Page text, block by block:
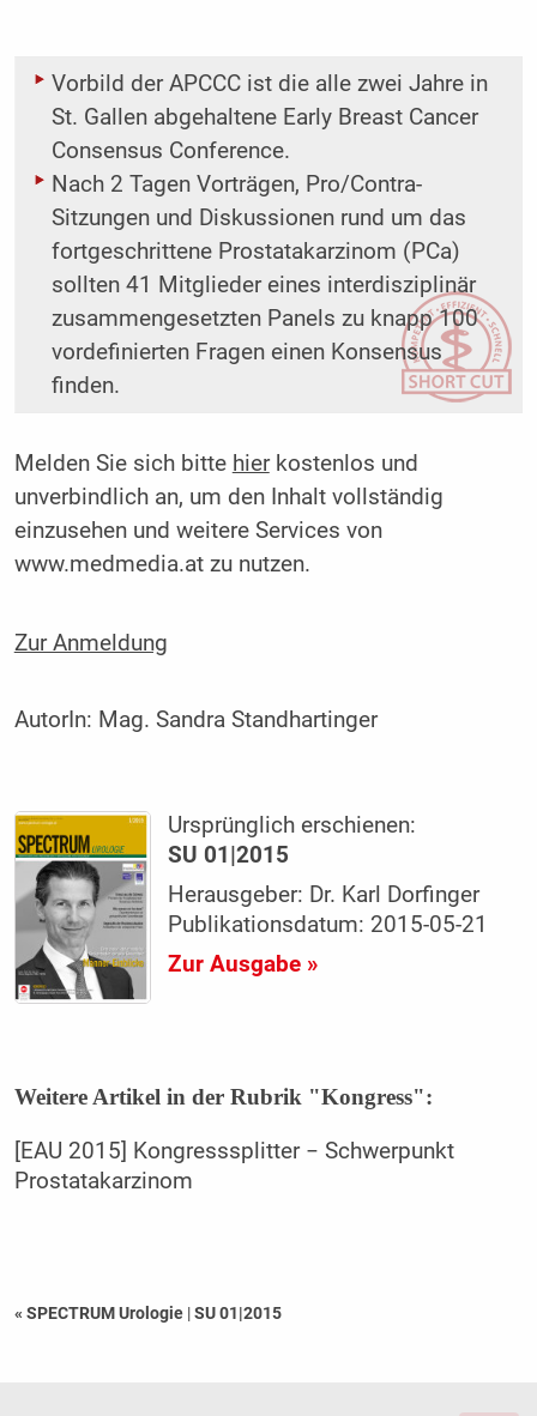
Vorbild der APCCC ist die alle zwei Jahre in
St. Gallen abgehaltene Early Breast Cancer
Consensus Conference.
Nach 2 Tagen Vorträgen, Pro/Contra-
Sitzungen und Diskussionen rund um das
fortgeschrittene Prostatakarzinom (PCa)
sollten 41 Mitglieder eines interdisziplinär
zusammengesetzten Panels zu knapp 100
vordefinierten Fragen einen Konsensus
finden.
Melden Sie sich bitte hierkostenlos und
unverbindlich an, um den Inhalt vollständig
einzusehen und weitere Services von
www.medmedia.at zu nutzen.
Zur Anmeldung
AutorIn: Mag. Sandra Standhartinger
Ursprünglich erschienen:
SU 01|2015
Herausgeber: Dr. Karl Dorfinger
Publikationsdatum: 2015-05-21
Zur Ausgabe »
Weitere Artikel in der Rubrik "Kongress":
[EAU 2015] Kongresssplitter − Schwerpunkt
Prostatakarzinom
« SPECTRUM Urologie |SU 01|2015